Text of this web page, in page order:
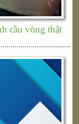
cầu vòng thật